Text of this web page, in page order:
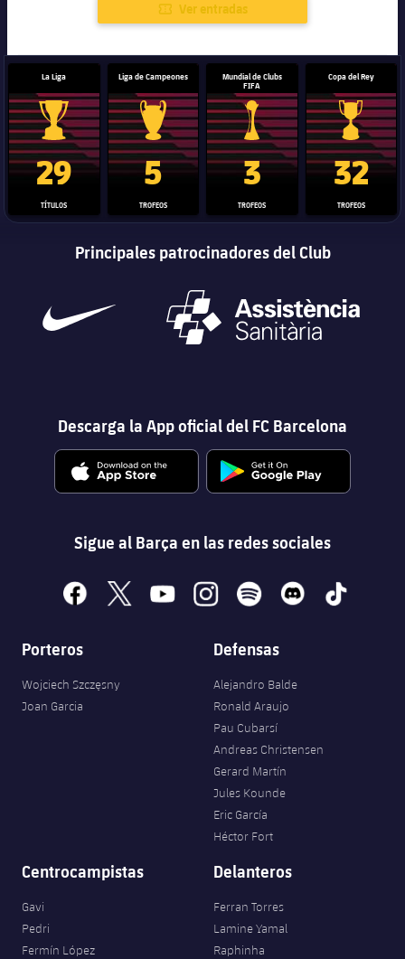
Ver entradas
La Liga
Trofeo de La Liga
29
TÍTULOS
Liga de Campeones
Trofeo de la Liga de Campeones
5
TROFEOS
Mundial de Clubs
FIFA
Trofeo del Mundial de
3
TROFEOS
Copa del Rey
Copa del
32
TROFEOS
Principales patrocinadores del Club
Descarga la App oficial del FC Barcelona
Sigue al Barça en las redes sociales
facebook
x youtubeinstagramspotify discord tiktok
Porteros
Wojciech Szczęsny
Joan Garcia
Defensas
Alejandro Balde
Ronald Araujo
Pau Cubarsí
Andreas Christensen
Gerard Martín
Jules Kounde
Eric García
Héctor Fort
Centrocampistas
Gavi
Pedri
Fermín López
Delanteros
Ferran Torres
Lamine Yamal
Raphinha